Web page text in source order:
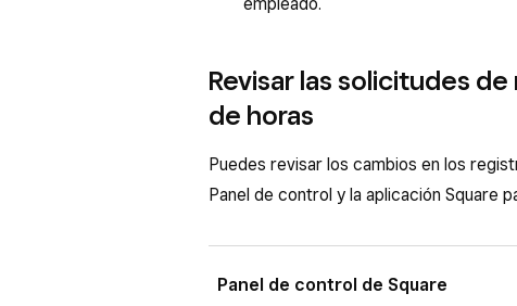
Revisar las solicitudes
de horas
Puedes revisar los cambios en los
Panel de control y la aplicación Square
Panel de control de Square